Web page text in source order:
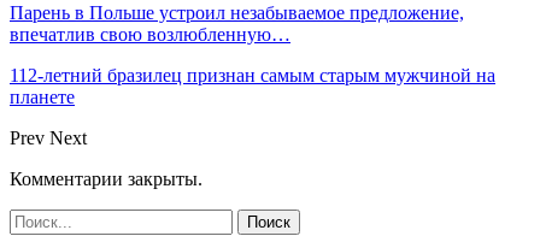
Парень в Польше устроил незабываемое предложение,
впечатлив свою возлюбленную…
112-летний бразилец признан самым старым мужчиной на
планете
Prev Next
Комментарии закрыты.